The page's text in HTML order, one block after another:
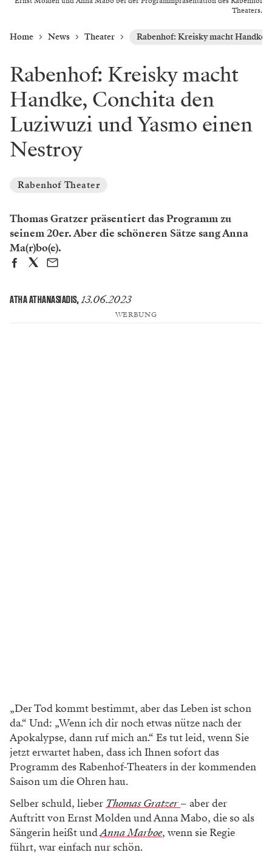
Theaters.
Home News Theater Rabenhof: Kreisky macht Handke,
Rabenhof: Kreisky macht
Handke, Conchita den
Luziwuzi und Yasmo einen
Nestroy
Rabenhof Theater
Thomas Gratzer präsentiert das Programm zu
seinem 20er. Aber die schöneren Sätze sang Anna
Ma(r)bo(e).
ATHA ATHANASIADIS, 13.06.2023
WERBUNG
„Der Tod kommt bestimmt, aber das Leben ist schon
da.“ Und: „Wenn ich dir noch etwas nütze nach der
Apokalypse, dann ruf mich an.“ Es tut leid, wenn Sie
jetzt erwartet haben, dass ich Ihnen sofort das
Programm des Rabenhof-Theaters in der kommenden
Saison um die Ohren hau.
Selber schuld, lieber Thomas Gratzer– aber der
Auftritt von Ernst Molden und Anna Mabo, die so als
Sängerin heißt undAnna Marboe, wenn sie Regie
führt, war einfach nur schön.